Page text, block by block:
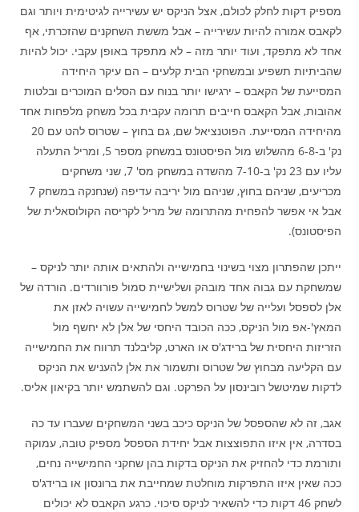
מספיק דקות לחלק לכולם, אצל הניקס יש עשירייה לגיטימית ויותר וגם
לקאבס אמורה להיות עשירייה – אבל מששת השחקנים שהזכרתי, אף
אחד לא מתפקד, ועוד יותר מזה – לא מתפקד באופן עקבי. יכול להיות
שהביתיות תשפיע ובמשחקי הבית קלעים – הם עיקר היחידה
המסייעת של הקאבס – ירגישו יותר בנוח עם הסלים המוכרים ובלטות
אהובות, אבל הקאבס חייבים תרומה עקבית בכל משחק מלפחות אחד
מהיחידה המסייעת. הפוטנציאל שם, גם בחוץ – שטרוס להט עם 20
נק' ב-6-8 מהשלוש מול הפיסטונס במשחק מספר 5, ומריל התעלה
עליו עם 23 נק' ב-7-10 מהשדה במשחק מס' 7, שני משחקים
מכריעים, שניהם בחוץ, שניהם מול יריבה עדיפה (שנחנקה במשחק 7
אבל אי אפשר להפחית מהתרומה של מריל לקריסה הקולוסאלית של
הפיסטונס).
ייתכן שהפתרון מצוי בשינוי בחמישייה ולהתאים אותה יותר לניקס –
שמשחקת עם גבוה אחד מובהק ושלישיית סמול פורוורדים. הורדה של
אלן לספסל ועלייה של שטרוס למשל לחמישייה עשויה לאזן את
המאץ'-אפ מול הניקס, ככה הכובד היחסי של אלן לא יחשף מול
הזריזות היחסית של ברידג'ס או הארט, קליבלנד תרווח את החמישייה
עם הקליעה מבחוץ של שטרוס ותשמור את אלן להעניש את הניקס
לדקות שמיטשל רובינסון על הפרקט. וגם להשתמש יותר בקיאון אליס.
אגב, זה לא שהספסל של הניקס כיכב בשני המשחקים שעברו עד כה
בסדרה, אין איזו התפוצצות אבל יחידת הספסל מספיק טובה, עמוקה
ותורמת כדי להחזיק את הניקס בדקות בהן שחקני החמישייה נחים,
ככה שאין איזו התפרקות מוחלטת שמחייבת את ברונסון או ברידג'ס
לשחק 46 דקות כדי להשאיר לניקס סיכוי. כרגע הקאבס לא יכולים